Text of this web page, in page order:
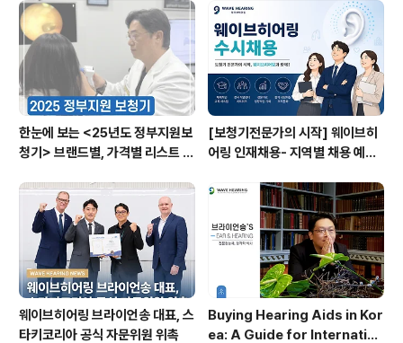
브히어링 부산직영점
청역보청기}
한눈에 보는 <25년도 정부지원보
청기> 브랜드별, 가격별 리스트 총
이브히어링
[보청기전문가의 시작] 웨이브히
어링 인재채용- 지역별 채용 예정
시 채용으로 진행!
웨이브히어링 브라이언송 대표, 스
타키코리아 공식 자문위원 위촉
Buying Hearing Aids in Kor
ea: A Guide for Internation